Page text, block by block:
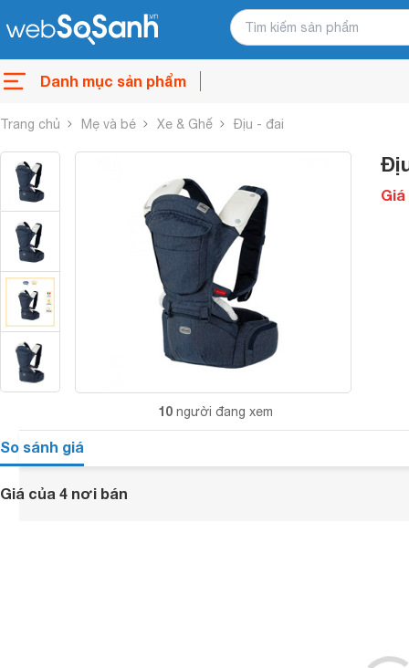
Danh mục sản phẩm
Trang chủ Mẹ và bé Xe & Ghế Địu - đai
10 người đang xem
Giá
So sánh giá
Giá của 4 nơi bán